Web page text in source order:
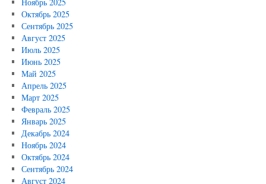
Октябрь 2025
Сентябрь 2025
Август 2025
Июль 2025
Июнь 2025
Май 2025
Апрель 2025
Март 2025
Февраль 2025
Январь 2025
Декабрь 2024
Ноябрь 2024
Октябрь 2024
Сентябрь 2024
Август 2024